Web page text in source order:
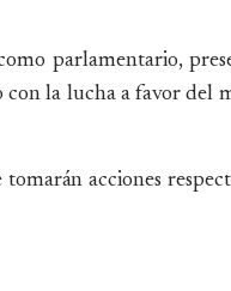
parlamentario,
la lucha a favor del
acciones